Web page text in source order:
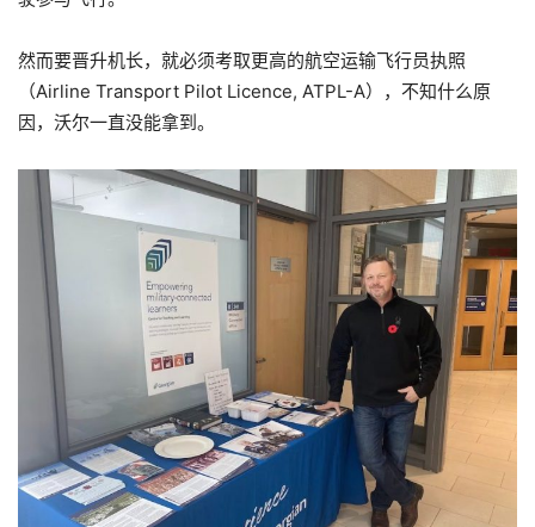
然而要晋升机长，就必须考取更高的航空运输飞行员执照
（Airline Transport Pilot Licence, ATPL-A），不知什么原
因，沃尔一直没能拿到。